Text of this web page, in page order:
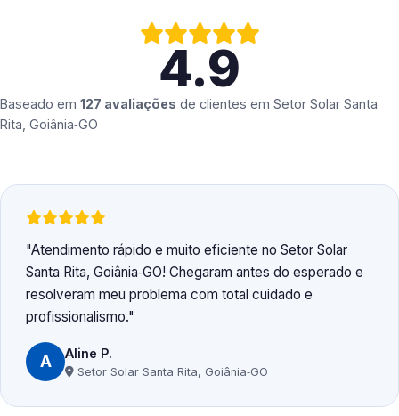
4.9
Baseado em 127 avaliações de clientes em Setor Solar Santa
Rita, Goiânia‑GO
Atendimento rápido e muito eficiente no Setor Solar
Santa Rita, Goiânia‑GO! Chegaram antes do esperado e
resolveram meu problema com total cuidado e
profissionalismo.
A Aline P.
Setor Solar Santa Rita, Goiânia‑GO